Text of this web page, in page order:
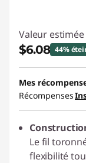
Valeur estimée
$6.08 44%
Économies
-$4.91
Utiliser un
C2GCASALE
Mes
Récompenses
Le fil
flexibilité